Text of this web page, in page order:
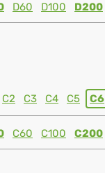
D60 D100 D200
C2 C3 C4 C5 C6
C60 C100 C200